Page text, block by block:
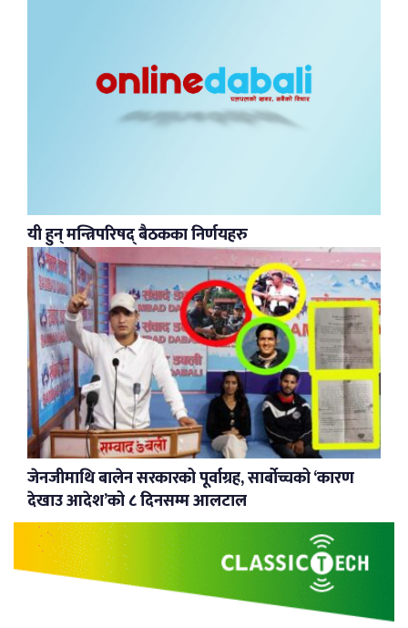
यी हुन् मन्त्रिपरिषद् बैठकका निर्णयहरु
जेनजीमाथि बालेन सरकारको पूर्वाग्रह, सार्बोच्चको ‘कारण
देखाउ आदेश’को ८ दिनसम्म आलटाल